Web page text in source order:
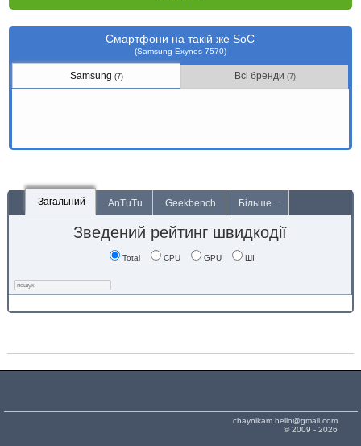
Смартфони на такій же SoC
(Samsung Exynos 7570)
Samsung(7) Всі бренди (7)
Загальний AnTuTu Geekbench Більше...
Зведений рейтинг швидкодії
Total CPU GPU ШІ
chaynikam.hello@gmail.com
© 2009 - 2026